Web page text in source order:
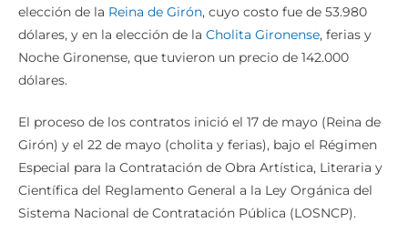
dólares, y en la elección de la Cholita Gironense, ferias y
Noche Gironense, que tuvieron un precio de 142.000
dólares.
Girón) y el 22 de mayo (cholita y ferias), bajo el Régimen
Especial para la Contratación de Obra Artística, Literaria y
Científica del Reglamento General a la Ley Orgánica del
Sistema Nacional de Contratación Pública (LOSNCP).